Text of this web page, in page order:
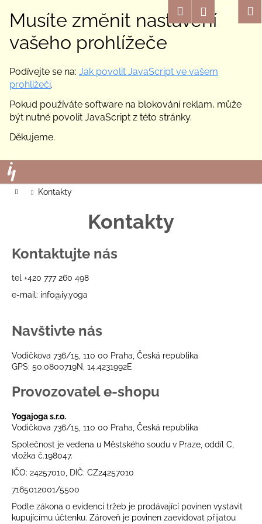
Musíte změnit nastavení
vašeho prohlížeče
Podívejte se na: Jak povolit JavaScript ve vašem
prohlížeči.
Pokud používáte software na blokování reklam, může
být nutné povolit JavaScript z této stránky.
Děkujeme.
Přejít
na
obsah
HledatPřihlášení
DomůKontakty
Kontakty
Kontaktujte nás
tel +420 777 260 498
e-mail: info@iy.yoga
Navštivte nás
Vodičkova 736/15, 110 00 Praha, Česká republika
GPS: 50.0800719N, 14.4231992E
Provozovatel e-shopu
Yogajoga s.r.o.
Vodičkova 736/15, 110 00 Praha, Česká republika
Společnost je vedena u Městského soudu v Praze, oddíl C,
vložka č.198047.
IČO: 24257010, DIČ: CZ24257010
7165012001/5500
Podle zákona o evidenci tržeb je prodávající povinen vystavit
kupujícímu účtenku. Zároveň je povinen zaevidovat přijatou
Zpět
Zpět
C
o
p
o
t
ř
b
u
e
n
a
j
t
?
HLEDAT
D
o
p
o
r
u